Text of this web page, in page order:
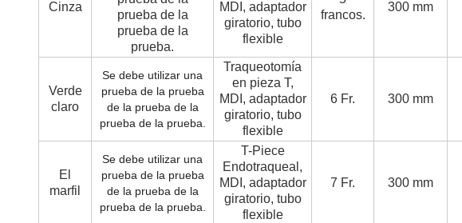
Cinza
prueba de la
prueba de la
prueba.
MDI, adaptador
giratorio, tubo
flexible
francos.
300 mm
Verde
claro
Se debe utilizar una
prueba de la prueba
de la prueba de la
prueba de la prueba.
Traqueotomía
en pieza T,
MDI, adaptador
giratorio, tubo
flexible
6 Fr. 300 mm
El
marfil
Se debe utilizar una
prueba de la prueba
de la prueba de la
prueba de la prueba.
T-Piece
Endotraqueal,
MDI, adaptador
giratorio, tubo
flexible
7 Fr. 300 mm